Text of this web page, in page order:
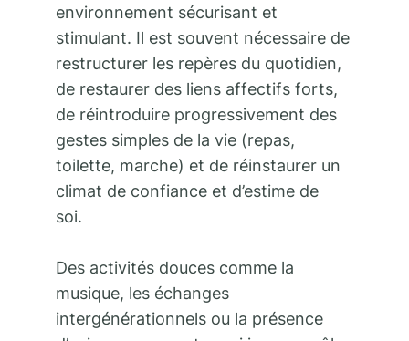
environnement sécurisant et
stimulant. Il est souvent nécessaire de
restructurer les repères du quotidien,
de restaurer des liens affectifs forts,
de réintroduire progressivement des
gestes simples de la vie (repas,
toilette, marche) et de réinstaurer un
climat de confiance et d’estime de
soi.
Des activités douces comme la
musique, les échanges
intergénérationnels ou la présence